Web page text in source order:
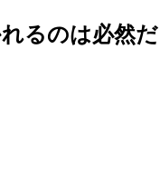
るのは必然